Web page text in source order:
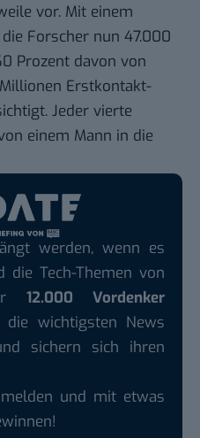
vor. Mit einem
Forscher nun 47.000
Prozent davon von
Erstkontakt-
Jeder vierte
einem Mann in die
werden, wenn es
die Tech-Themen von
12.000 Vordenker
die wichtigsten News
sichern sich ihren
und mit etwas